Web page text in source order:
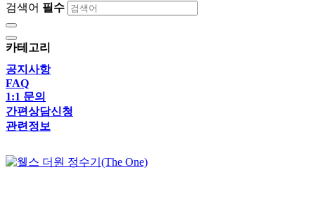
검색어 필수
카테고리
공지사항
FAQ
1:1 문의
간편상담신청
관련정보